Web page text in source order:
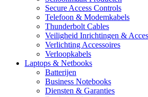
Secure Access Controls
Telefoon & Modemkabels
Thunderbolt Cables
Veiligheid Inrichtingen &
Verlichting Accessoires
Verloopkabels
Laptops & Netbooks
Batterijen
Business Notebooks
Diensten & Garanties